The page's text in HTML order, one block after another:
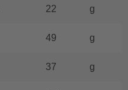
22 g
49 g
37 g